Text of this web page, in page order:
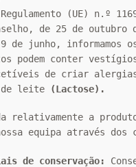
(UE) n.º
de 25 de outubro
de junho, informamos
podem conter
de criar alergias,
de leite
(Lactose).
relativamente a
equipa através
de conservação: